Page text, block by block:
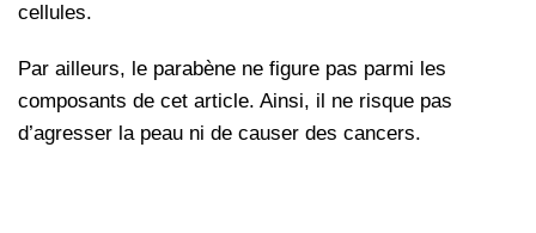
cellules.
Par ailleurs, le parabène ne figure pas parmi les
composants de cet article. Ainsi, il ne risque pas
d’agresser la peau ni de causer des cancers.